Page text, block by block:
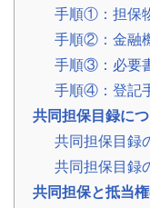
客
様
の
レ
ビ
ー
よ
あ
る
手順①：担保
手順②：金融
手順③：必要
手順④：登記
共同担保目録に
共同担保目録
共同担保目録
共同担保と抵当